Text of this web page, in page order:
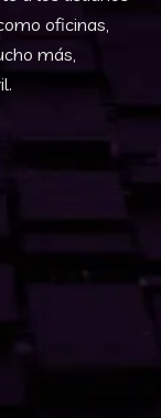
oficinas,
más,